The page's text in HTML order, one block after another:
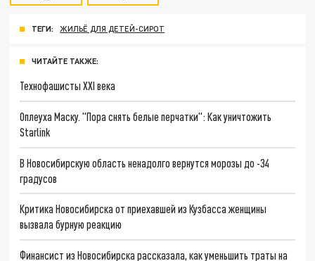
ТЕГИ: ЖИЛЬЁ ДЛЯ ДЕТЕЙ-СИРОТ
ЧИТАЙТЕ ТАКЖЕ:
Технофашисты XXI века
Оплеуха Маску. "Пора снять белые перчатки": Как уничтожить
Starlink
В Новосибирскую область ненадолго вернутся морозы до -34
градусов
Критика Новосибирска от приехавшей из Кузбасса женщины
вызвала бурную реакцию
Финансист из Новосибирска рассказала, как уменьшить траты на